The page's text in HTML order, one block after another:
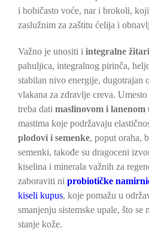
i bobičasto voće, nar i brokoli,
zaslužnim za zaštitu ćelija i
Važno je unositi i integralne
pahuljica, integralnog pirinča,
stabilan nivo energije, dugotrajan
vlakana za zdravlje creva.
treba dati maslinovom i lanenom
mastima koje podržavaju
plodovi i semenke, poput oraha,
semenki, takođe su dragoceni
kiselina i minerala važnih za
zaboraviti ni probiotičke
kiseli kupus, koje pomažu u
smanjenju sistemske upale, što
stanje kože.